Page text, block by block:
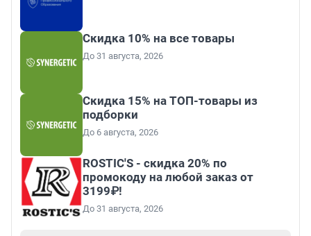
Скидка 10% на все товары
До 31 августа, 2026
Скидка 15% на ТОП-товары из
подборки
До 6 августа, 2026
ROSTIC'S - скидка 20% по
промокоду на любой заказ от
3199₽!
До 31 августа, 2026